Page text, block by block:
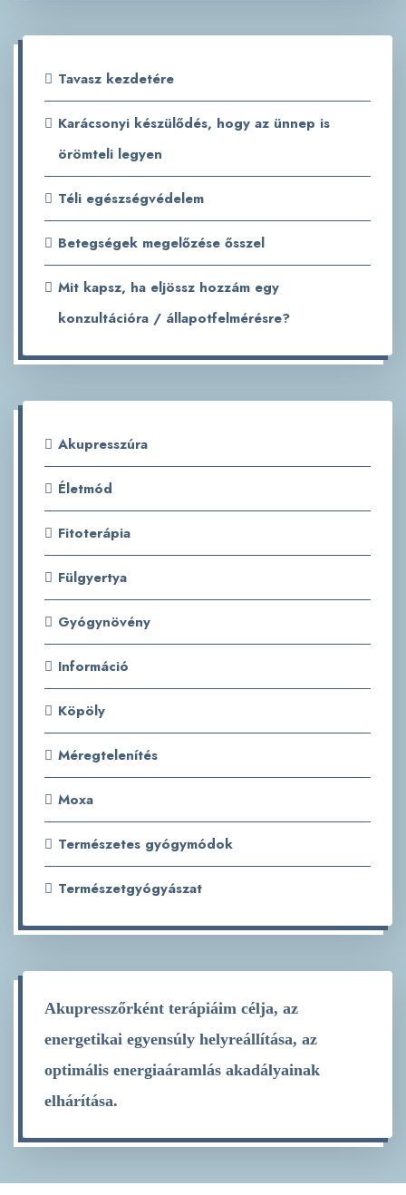
Tavasz kezdetére
Karácsonyi készülődés, hogy az ünnep is
örömteli legyen
Téli egészségvédelem
Betegségek megelőzése ősszel
Mit kapsz, ha eljössz hozzám egy
konzultációra / állapotfelmérésre?
Akupresszúra
Életmód
Fitoterápia
Fülgyertya
Gyógynövény
Információ
Köpöly
Méregtelenítés
Moxa
Természetes gyógymódok
Természetgyógyászat
Akupresszőrként terápiáim célja, az
energetikai egyensúly helyreállítása, az
optimális energiaáramlás akadályainak
elhárítása.